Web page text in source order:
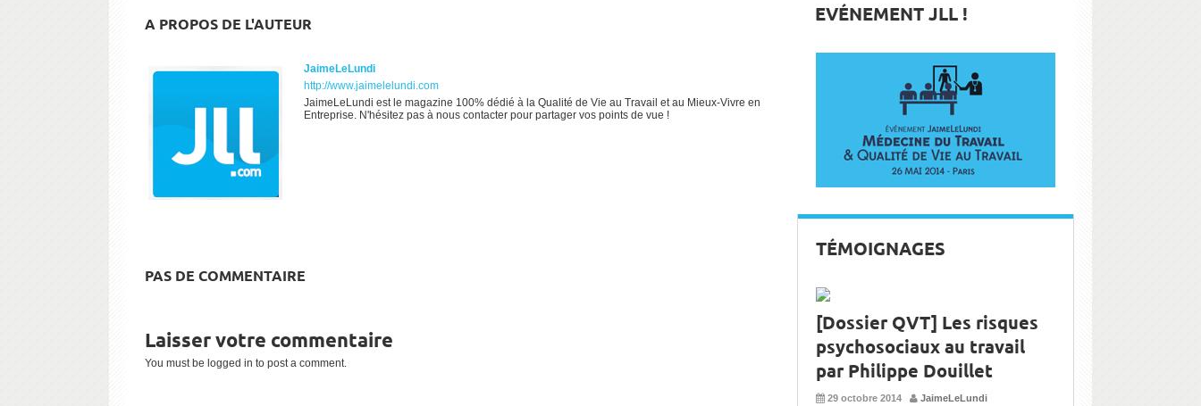
A PROPOS DE L'AUTEUR
JaimeLeLundi
http://www.jaimelelundi.com
JaimeLeLundi est le magazine 100% dédié à la Qualité de Vie au Travail et au Mieux-Vivre en
Entreprise. N'hésitez pas à nous contacter pour partager vos points de vue !
PAS DE COMMENTAIRE
Laisser votre commentaire
You must be logged in to post a comment.
EVÉNEMENT JLL !
TÉMOIGNAGES
[Dossier QVT] Les risques
psychosociaux au travail
par Philippe Douillet
29 octobre 2014 JaimeLeLundi